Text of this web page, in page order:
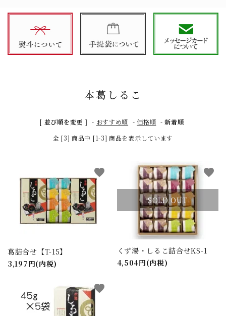
本葛しるこ
[ 並び順を変更 ] - おすすめ順 -価格順 -新着順
全 [3] 商品中 [1-3] 商品を表示しています
葛詰合せ【T-15】
3,197円(内税)
favorite
SOLD OUT
くず湯・しるこ詰合せKS-1
4,504円(内税)
favorite
favorite
キーワード
カテゴリー